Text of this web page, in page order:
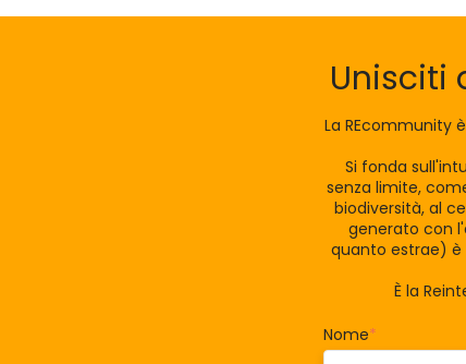
Unisciti
La REcommunity
Si fonda
senza limite,
biodiversità, al
generato con
quanto estrae) è
È la
Nome*